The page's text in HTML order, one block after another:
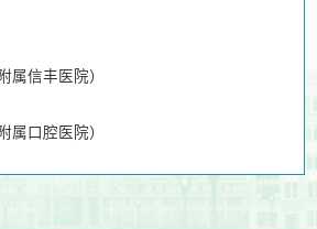
属信丰医院）
属口腔医院）